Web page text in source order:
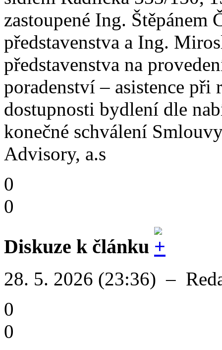
zastoupené Ing. Štěpánem
představenstva a Ing.
představenstva na
poradenství – asistence při
dostupnosti bydlení dle
konečné schválení
Advisory, a.s
0
0
Diskuze k článku
28. 5. 2026 (23:36) –
0
0